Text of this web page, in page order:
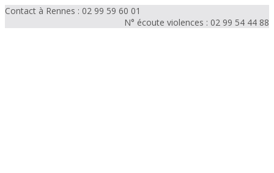
Contact à Rennes : 02 99 59 60 01
N° écoute violences : 02 99 54 44 88